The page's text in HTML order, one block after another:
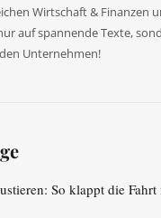
Wirtschaft & Finanzen
auf spannende Texte,
Unternehmen!
So klappt die